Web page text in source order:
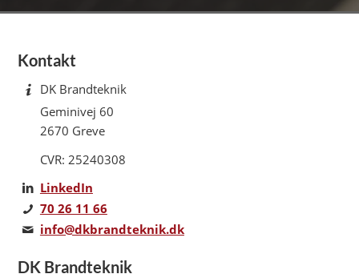
Kontakt
DK Brandteknik
Geminivej 60
2670 Greve
CVR: 25240308
LinkedIn
70 26 11 66
info@dkbrandteknik.dk
DK Brandteknik